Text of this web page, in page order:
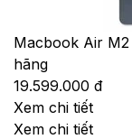
Macbook Air M2
hãng
19.599.000 đ
Xem chi tiết
Xem chi tiết